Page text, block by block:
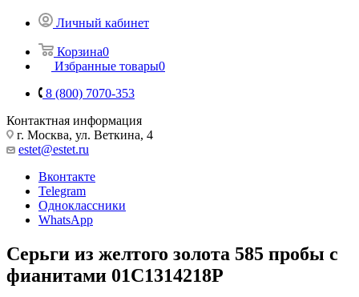
Личный кабинет
Корзина0
Избранные товары0
8 (800) 7070-353
Контактная информация
г. Москва, ул. Веткина, 4
estet@estet.ru
Вконтакте
Telegram
Одноклассники
WhatsApp
Серьги из желтого золота 585 пробы с
фианитами 01С1314218Р